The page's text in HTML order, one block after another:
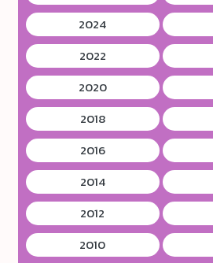
2024
2022
2020
2018
2016
2014
2012
2010